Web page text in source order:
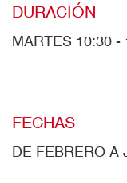
DURACIÓN
MARTES 10:30 -
FECHAS
DE FEBRERO A